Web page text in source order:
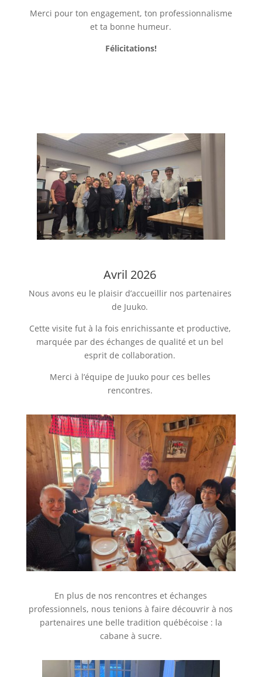
Merci pour ton engagement, ton professionnalisme
et ta bonne humeur.
Félicitations!
Avril 2026
Nous avons eu le plaisir d’accueillir nos partenaires
de Juuko.
Cette visite fut à la fois enrichissante et productive,
marquée par des échanges de qualité et un bel
esprit de collaboration.
Merci à l’équipe de Juuko pour ces belles
rencontres.
En plus de nos rencontres et échanges
professionnels, nous tenions à faire découvrir à nos
partenaires une belle tradition québécoise : la
cabane à sucre.